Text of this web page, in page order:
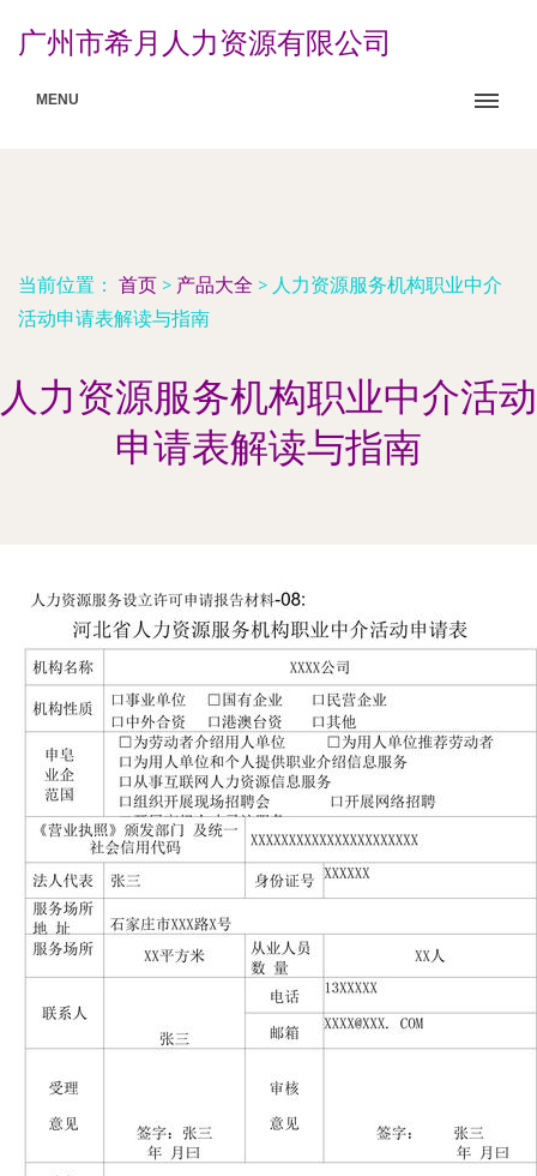
广州市希月人力资源有限公司
MENU
当前位置： 首页 > 产品大全 > 人力资源服务机构职业中介
活动申请表解读与指南
人力资源服务机构职业中介活动
申请表解读与指南